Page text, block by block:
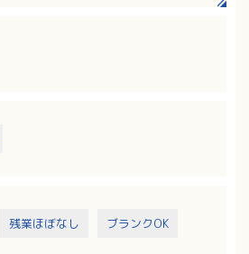
況記録など
残業ほぼなし ブランクOK